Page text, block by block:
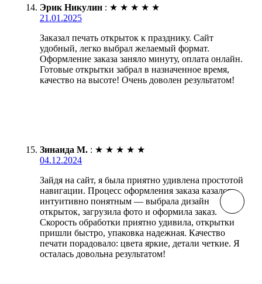
Эрик Никулин : ★ ★ ★ ★ ★
21.01.2025
Заказал печать открыток к празднику. Сайт
удобный, легко выбрал желаемый формат.
Оформление заказа заняло минуту, оплата онлайн.
Готовые открытки забрал в назначенное время,
качество на высоте! Очень доволен результатом!
Зинаида М. : ★ ★ ★ ★ ★
04.12.2024
Зайдя на сайт, я была приятно удивлена простотой
навигации. Процесс оформления заказа казался
интуитивно понятным — выбрала дизайн
открыток, загрузила фото и оформила заказ.
Скорость обработки приятно удивила, открытки
пришли быстро, упаковка надежная. Качество
печати порадовало: цвета яркие, детали четкие. Я
осталась довольна результатом!